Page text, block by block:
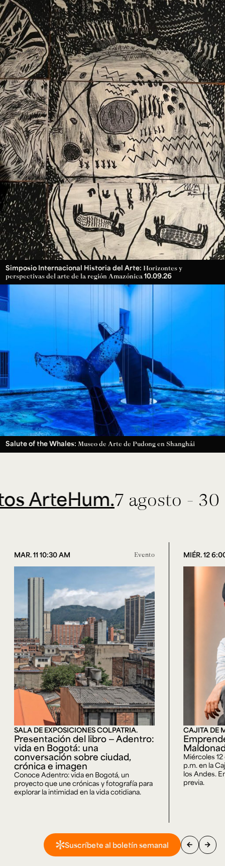
Configuración de cookies
Universidad de los Andes | Vigilada Mineducación.
Reconocimiento como universidad: Decreto 1297 del 30
de mayo de 1964. Reconocimiento de personería jurídica:
Resolución 28 del 23 de febrero de 1949, Minjusticia.
Acreditación institucional de alta calidad, 10 años:
Resolución 000194 del 16 de enero del 2025.
Ext. 2626
Posgrados
Ext. 4925
Educación
Continua
Ext. 4795
Simposio Internacional Historia del Arte: Horizontes y
perspectivas del arte de la región Amazónica 10.09.26
Salute of the Whales: Museo de Arte de Pudong en Shanghái
7 agosto - 30
MAR. 11 10:30 AM Evento
SALA DE EXPOSICIONES COLPATRIA.
Presentación del libro — Adentro:
vida en Bogotá: una
conversación sobre ciudad,
crónica e imagen
Conoce Adentro: vida en Bogotá, un
proyecto que une crónicas y fotografía para
explorar la intimidad en la vida cotidiana.
MIÉR. 12
CAJITA DE
Miércoles
p.m. en la
los Andes.
previa.
Suscríbete al boletín semanal arrow_back arrow_forward